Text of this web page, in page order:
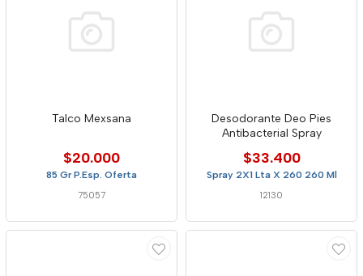
Talco Mexsana
$20.000
85 Gr P.Esp. Oferta
75057
Desodorante Deo Pies
Antibacterial Spray
$33.400
Spray 2X1 Lta X 260 260 Ml
12130